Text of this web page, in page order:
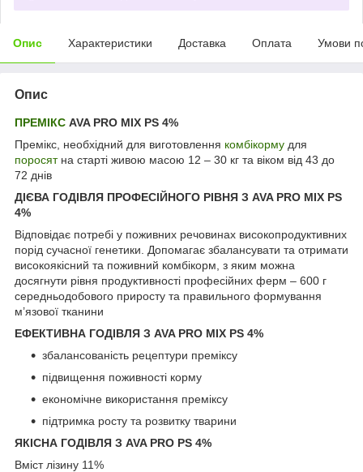
Опис Характеристики Доставка Оплата Умови
Опис
ПРЕМІКС AVA PRO MIX PS 4%
Премікс, необхідний для виготовлення комбікорму для
поросятна старті живою масою 12 – 30 кг та віком від 43 до
72 днів
ДІЄВА ГОДІВЛЯ ПРОФЕСІЙНОГО РІВНЯ З AVA PRO MIX PS
4%
Відповідає потребі у поживних речовинах високопродуктивних
порід сучасної генетики. Допомагає збалансувати та отримати
високоякісний та поживний комбікорм, з яким можна
досягнути рівня продуктивності професійних ферм – 600 г
середньодобового приросту та правильного формування
м’язової тканини
ЕФЕКТИВНА ГОДІВЛЯ З AVA PRO MIX PS 4%
збалансованість рецептури преміксу
підвищення поживності корму
економічне використання преміксу
підтримка росту та розвитку тварини
ЯКІСНА ГОДІВЛЯ З AVA PRO PS 4%
Вміст лізину 11%